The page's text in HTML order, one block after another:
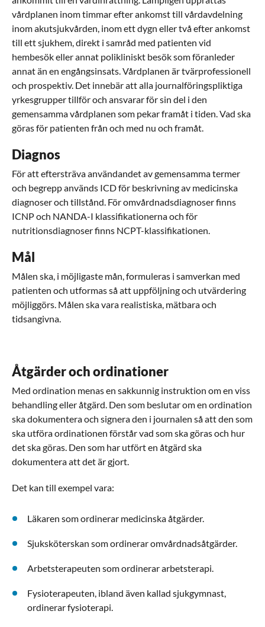
vårdplanen inom timmar efter ankomst till vårdavdelning
inom akutsjukvården, inom ett dygn eller två efter ankomst
till ett sjukhem, direkt i samråd med patienten vid
hembesök eller annat polikliniskt besök som föranleder
annat än en engångsinsats. Vårdplanen är tvärprofessionell
och prospektiv. Det innebär att alla journalföringspliktiga
yrkesgrupper tillför och ansvarar för sin del i den
gemensamma vårdplanen som pekar framåt i tiden. Vad ska
göras för patienten från och med nu och framåt.
Diagnos
För att eftersträva användandet av gemensamma termer
och begrepp används ICD för beskrivning av medicinska
diagnoser och tillstånd. För omvårdnadsdiagnoser finns
ICNP och NANDA-I klassifikationerna och för
nutritionsdiagnoser finns NCPT-klassifikationen.
Mål
Målen ska, i möjligaste mån, formuleras i samverkan med
patienten och utformas så att uppföljning och utvärdering
möjliggörs. Målen ska vara realistiska, mätbara och
tidsangivna.
Åtgärder och ordinationer
Med ordination menas en sakkunnig instruktion om en viss
behandling eller åtgärd. Den som beslutar om en ordination
ska dokumentera och signera den i journalen så att den som
ska utföra ordinationen förstår vad som ska göras och hur
det ska göras. Den som har utfört en åtgärd ska
dokumentera att det är gjort.
Det kan till exempel vara:
Läkaren som ordinerar medicinska åtgärder.
Sjuksköterskan som ordinerar omvårdnadsåtgärder.
Arbetsterapeuten som ordinerar arbetsterapi.
Fysioterapeuten, ibland även kallad sjukgymnast,
ordinerar fysioterapi.